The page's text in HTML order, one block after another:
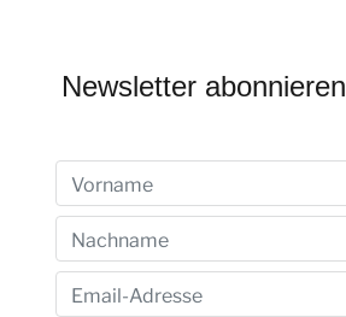
Newsletter abonnieren